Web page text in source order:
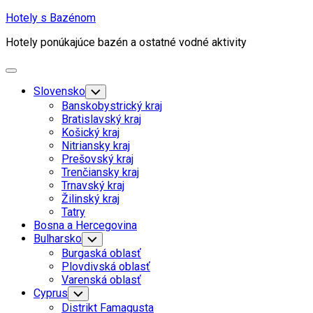
Skip
content
Hotely s Bazénom
Hotely ponúkajúce bazén a ostatné vodné aktivity
Expand
Slovensko Toggle
Child
Menu
Banskobystrický kraj
Bratislavský kraj
Košický kraj
Nitriansky kraj
Prešovský kraj
Trenčiansky kraj
Trnavský kraj
Žilinský kraj
Tatry
Bosna a Hercegovina
Bulharsko Toggle
Child
Menu
Burgaská oblasť
Plovdivská oblasť
Varenská oblasť
Cyprus Toggle
Child
Distrikt Famagusta